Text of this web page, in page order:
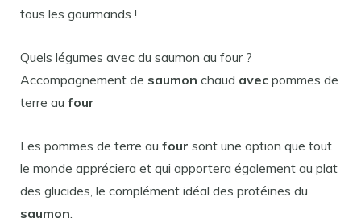
tous les gourmands !
Quels légumes avec du saumon au four ?
Accompagnement de saumon chaud avec pommes de
terre au four
Les pommes de terre au four sont une option que tout
le monde appréciera et qui apportera également au plat
des glucides, le complément idéal des protéines du
saumon.